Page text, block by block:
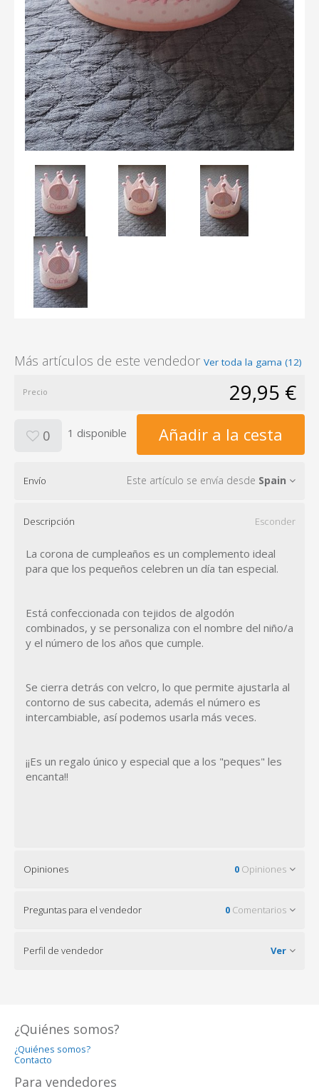
Más artículos de este vendedor Ver toda la gama (12)
Precio 29,95 €
0 1 disponible Añadir a la cesta
Envío Este artículo se envía desde Spain
Descripción Esconder
La corona de cumpleaños es un complemento ideal
para que los pequeños celebren un día tan especial.
Está confeccionada con tejidos de algodón
combinados, y se personaliza con el nombre del niño/a
y el número de los años que cumple.
Se cierra detrás con velcro, lo que permite ajustarla al
contorno de sus cabecita, además el número es
intercambiable, así podemos usarla más veces.
¡¡Es un regalo único y especial que a los "peques" les
encanta!!
Opiniones 0 Opiniones
Preguntas para el vendedor 0 Comentarios
Perfil de vendedor Ver
¿Quiénes somos?
¿Quiénes somos?
Contacto
Para vendedores